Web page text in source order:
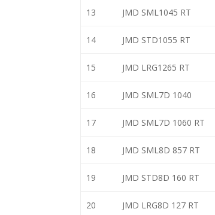
13 JMD SML1045 RT
14 JMD STD1055 RT
15 JMD LRG1265 RT
16 JMD SML7D 1040
17 JMD SML7D 1060 RT
18 JMD SML8D 857 RT
19 JMD STD8D 160 RT
20 JMD LRG8D 127 RT